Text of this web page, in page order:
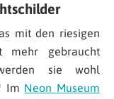
mit den riesigen
mehr gebraucht
sie wohl
Im Neon Museum